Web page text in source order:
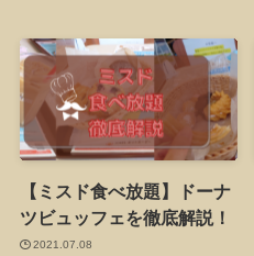
【ミスド食べ放題】ドーナ
ツビュッフェを徹底解説！
2021.07.08